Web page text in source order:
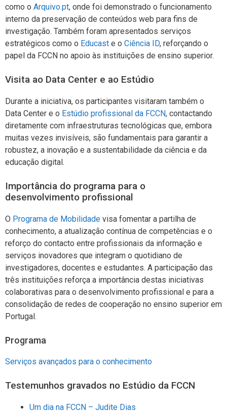
como o Arquivo.pt, onde foi demonstrado o funcionamento
interno da preservação de conteúdos web para fins de
investigação. Também foram apresentados serviços
estratégicos como o Educast e o Ciência ID, reforçando o
papel da FCCN no apoio às instituições de ensino superior.
Visita ao Data Center e ao Estúdio
Durante a iniciativa, os participantes visitaram também o
Data Center e o Estúdio profissional da FCCN, contactando
diretamente com infraestruturas tecnológicas que, embora
muitas vezes invisíveis, são fundamentais para garantir a
robustez, a inovação e a sustentabilidade da ciência e da
educação digital.
Importância do programa para o
desenvolvimento profissional
O Programa de Mobilidade visa fomentar a partilha de
conhecimento, a atualização contínua de competências e o
reforço do contacto entre profissionais da informação e
serviços inovadores que integram o quotidiano de
investigadores, docentes e estudantes. A participação das
três instituições reforça a importância destas iniciativas
colaborativas para o desenvolvimento profissional e para a
consolidação de redes de cooperação no ensino superior em
Portugal.
Programa
Serviços avançados para o conhecimento
Testemunhos gravados no Estúdio da FCCN
Um dia na FCCN – Judite Dias